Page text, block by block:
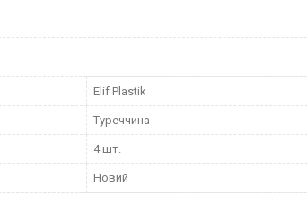
Elif Plastik
Туреччина
4 шт.
Новий